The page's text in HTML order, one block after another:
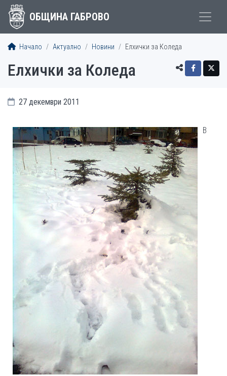
ОБЩИНА ГАБРОВО
Начало Актуално Новини Елхички за Коледа
Елхички за Коледа
27 декември 2011
В